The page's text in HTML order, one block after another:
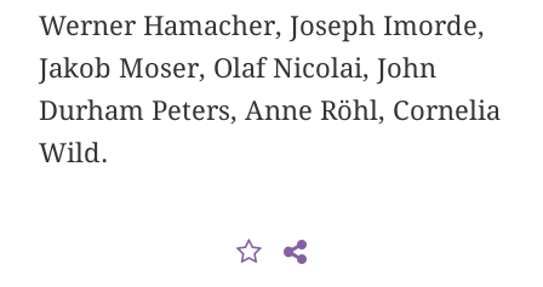
Werner Hamacher, Joseph Imorde,
Jakob Moser, Olaf Nicolai, John
Durham Peters, Anne Röhl, Cornelia
Wild.